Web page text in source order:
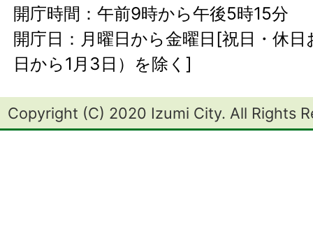
開庁時間：午前9時から午後5時15分
開庁日：月曜日から金曜日[祝日・休
日から1月3日）を除く]
Copyright (C) 2020 Izumi City. All Rights